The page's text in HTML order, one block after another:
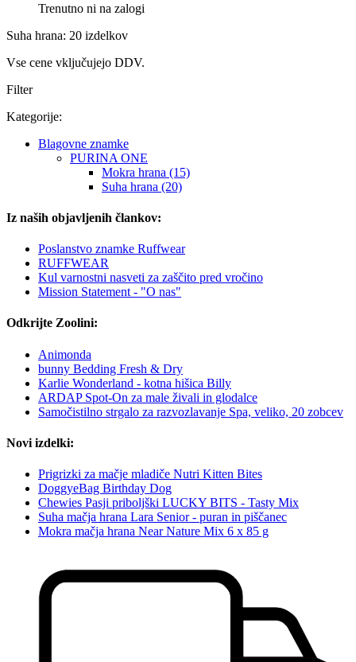
Trenutno ni na zalogi
Suha hrana: 20 izdelkov
Vse cene vključujejo DDV.
Filter
Kategorije:
Blagovne znamke
PURINA ONE
Mokra hrana (15)
Suha hrana (20)
Iz naših objavljenih člankov:
Poslanstvo znamke Ruffwear
RUFFWEAR
Kul varnostni nasveti za zaščito pred vročino
Mission Statement - "O nas"
Odkrijte Zoolini:
Animonda
bunny Bedding Fresh & Dry
Karlie Wonderland - kotna hišica Billy
ARDAP Spot-On za male živali in glodalce
Samočistilno strgalo za razvozlavanje Spa, veliko, 20 zobcev
Novi izdelki:
Prigrizki za mačje mladiče Nutri Kitten Bites
DoggyeBag Birthday Dog
Chewies Pasji priboljški LUCKY BITS - Tasty Mix
Suha mačja hrana Lara Senior - puran in piščanec
Mokra mačja hrana Near Nature Mix 6 x 85 g